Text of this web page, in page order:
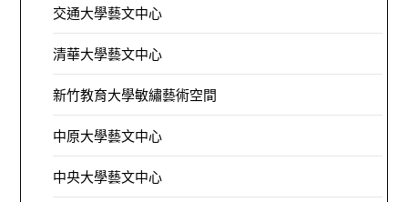
交通大學藝文中心
清華大學藝文中心
新竹教育大學敏繡藝術空間
中原大學藝文中心
中央大學藝文中心